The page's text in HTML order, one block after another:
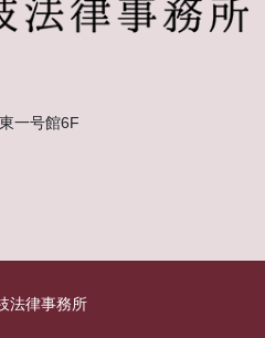
一号館6F
法律事務所